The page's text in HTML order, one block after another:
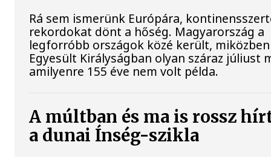
Rá sem ismerünk Európára,
rekordokat dönt a hőség. Magyarország a
legforróbb országok közé került,
Egyesült Királyságban olyan száraz júliust
amilyenre 155 éve nem volt példa.
A múltban és ma is rossz
a dunai Ínség-szikla